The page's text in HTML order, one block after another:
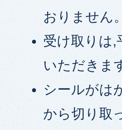
おりません。
受け取りは,
いただきま
シールがは
から切り取